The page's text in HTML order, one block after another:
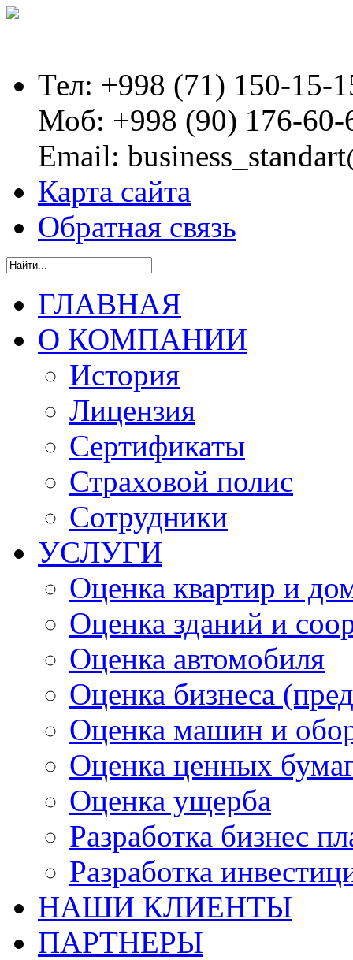
Тел: +998 (71) 150-15-
Моб: +998 (90) 176-60-
Email:
Карта сайта
Обратная связь
ГЛАВНАЯ
О КОМПАНИИ
История
Лицензия
Сертификаты
Страховой полис
Сотрудники
УСЛУГИ
Оценка квартир и
Оценка зданий и
Оценка автомобиля
Оценка бизнеса
Оценка машин и
Оценка ценных
Оценка ущерба
Разработка бизнес
Разработка
НАШИ КЛИЕНТЫ
ПАРТНЕРЫ